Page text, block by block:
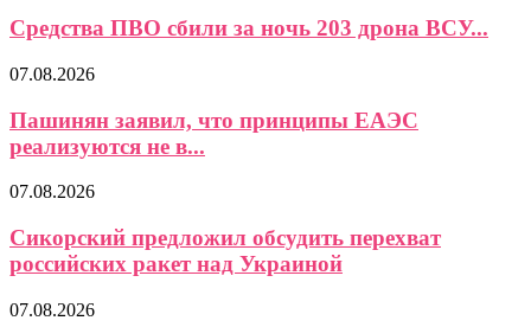
Средства ПВО сбили за ночь 203 дрона ВСУ...
07.08.2026
Пашинян заявил, что принципы ЕАЭС
реализуются не в...
07.08.2026
Сикорский предложил обсудить перехват
российских ракет над Украиной
07.08.2026